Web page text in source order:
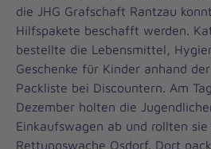
die JHG Grafschaft Rantzau
Hilfspakete beschafft werden.
bestellte die Lebensmittel,
Geschenke für Kinder anhand
Packliste bei Discountern. Am
Dezember holten die
Einkaufswagen ab und rollten
Rettungswache Osdorf. Dort